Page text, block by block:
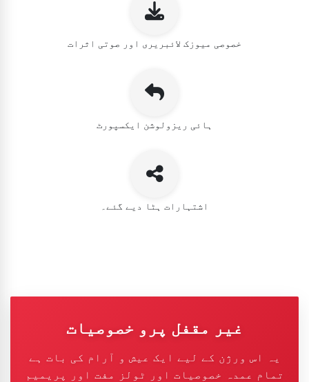
خصوصی میوزک لائبریری اور صوتی اثرات
ہائی ریزولوشن ایکسپورٹ
اشتہارات ہٹا دیے گئے۔
غیر مقفل پرو خصوصیات
یہ اس ورژن کے لیے ایک عیش و آرام کی بات ہے
تمام عمدہ خصوصیات اور ٹولز مفت اور پریمیم